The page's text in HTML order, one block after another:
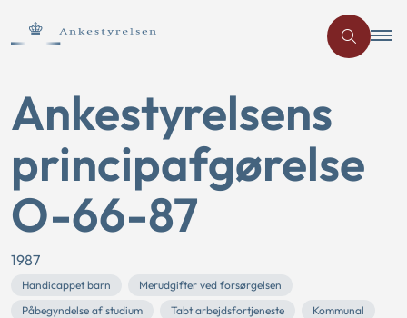
Ankestyrelsens
principafgørelse
O-66-87
1987
Handicappet barn
Merudgifter ved forsørgelsen
Påbegyndelse af studium
Tabt arbejdsfortjeneste
Kommunal